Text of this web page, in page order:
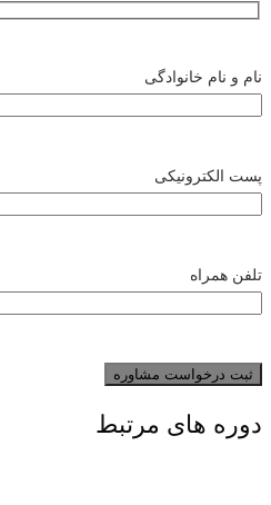
نام و نام خانوادگی
پست الکترونیکی
تلفن همراه
دوره های مرتبط